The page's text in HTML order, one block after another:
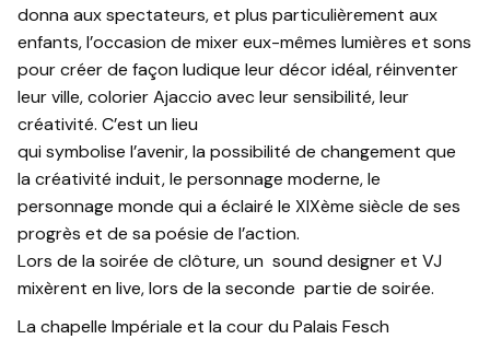
donna aux spectateurs, et plus particulièrement aux
enfants, l’occasion de mixer eux-mêmes lumières et sons
pour créer de façon ludique leur décor idéal, réinventer
leur ville, colorier Ajaccio avec leur sensibilité, leur
créativité. C’est un lieu
qui symbolise l’avenir, la possibilité de changement que
la créativité induit, le personnage moderne, le
personnage monde qui a éclairé le XIXème siècle de ses
progrès et de sa poésie de l’action.
Lors de la soirée de clôture, un sound designer et VJ
mixèrent en live, lors de la seconde partie de soirée.
La chapelle Impériale et la cour du Palais Fesch